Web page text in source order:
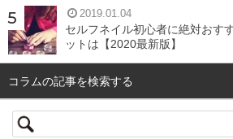
2019.01.04
セルフネイル初心者に絶対おす
ットは【2020最新版】
コラムの記事を検索する